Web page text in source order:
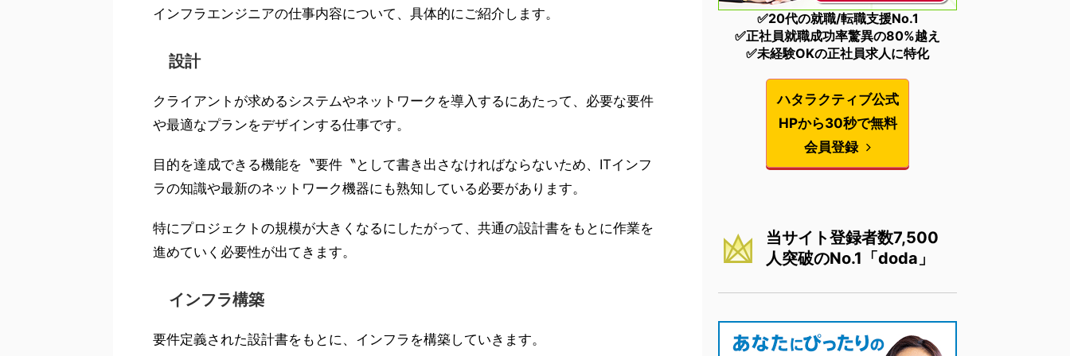
インフラエンジニアの仕事内容について、具体的にご紹介します。
設計
クライアントが求めるシステムやネットワークを導入するにあたって、必要な要件
や最適なプランをデザインする仕事です。
目的を達成できる機能を〝要件〝として書き出さなければならないため、ITインフ
ラの知識や最新のネットワーク機器にも熟知している必要があります。
特にプロジェクトの規模が大きくなるにしたがって、共通の設計書をもとに作業を
進めていく必要性が出てきます。
インフラ構築
要件定義された設計書をもとに、インフラを構築していきます。
✅20代の就職/転職支援No.1
✅正社員就職成功率驚異の80%越え
✅未経験OKの正社員求人に特化
ハタラクティブ公式
HPから30秒で無料
会員登録
当サイト登録者数7,500
人突破のNo.1「doda」